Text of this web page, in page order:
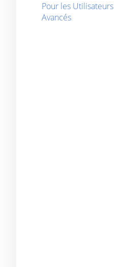
Pour les Utilisateurs
Avancés